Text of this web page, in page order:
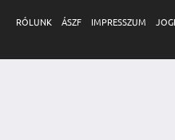
RÓLUNK ÁSZF IMPRESSZUM